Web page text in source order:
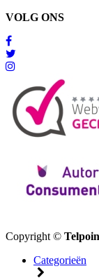
VOLG ONS
Copyright ©
Categorieën